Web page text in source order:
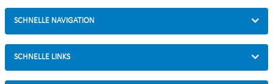
SCHNELLE NAVIGATION
SCHNELLE LINKS